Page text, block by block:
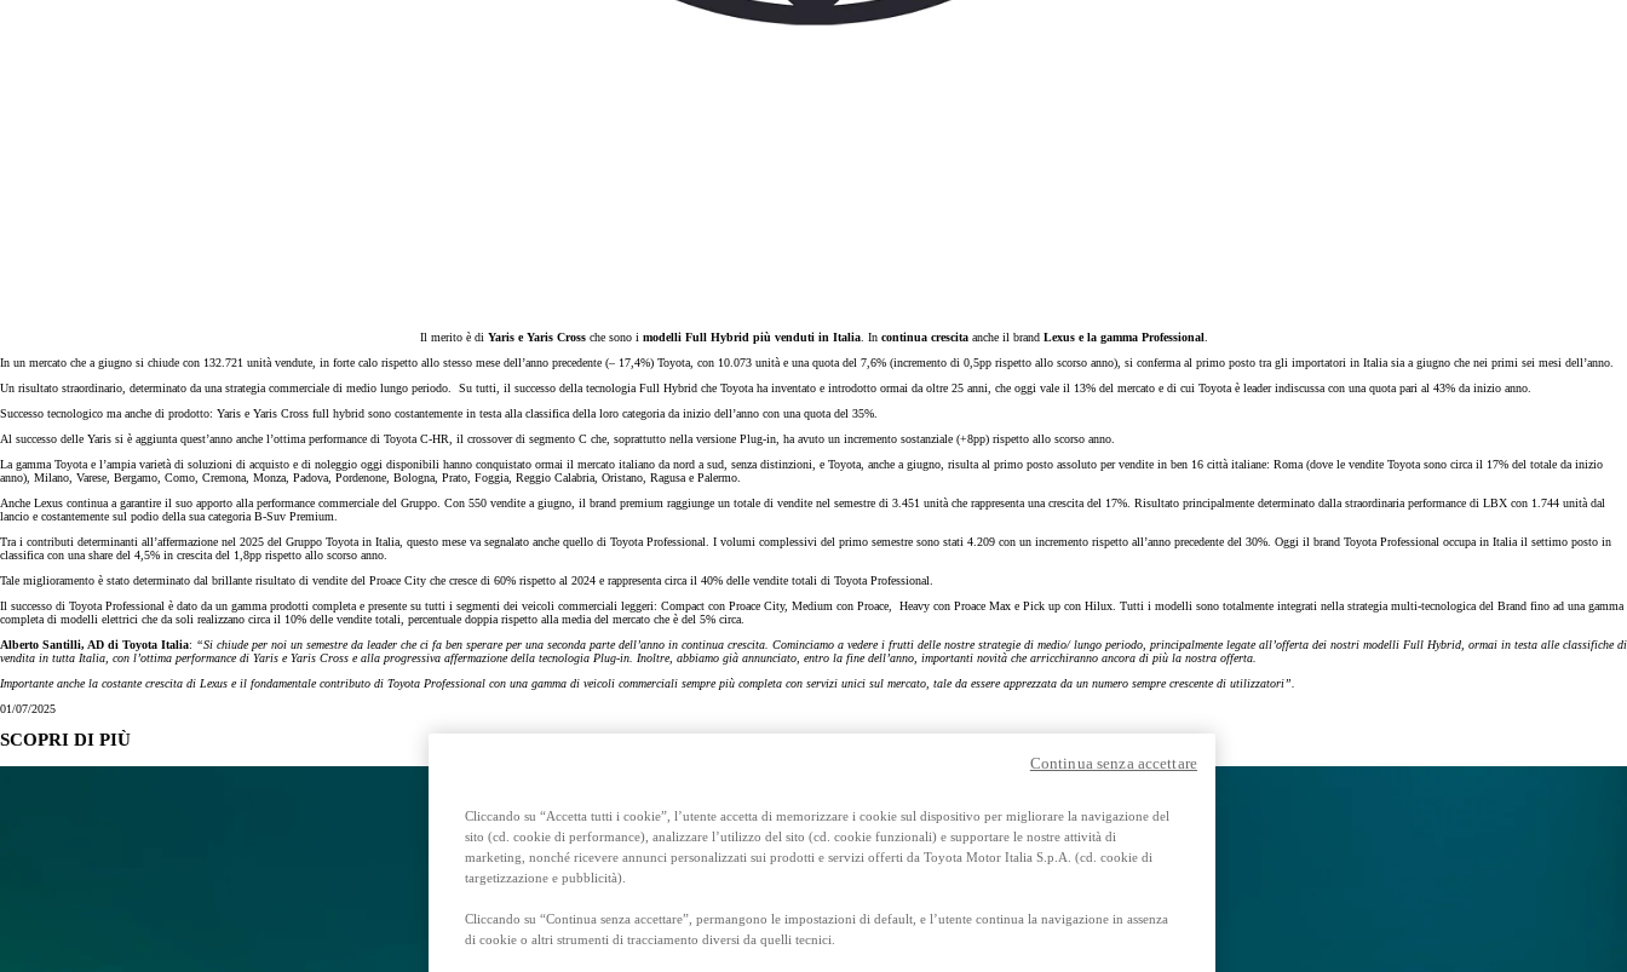
Anche con finanziamento Toyota Easy Next da € 239 al mese
47 rate con anticipo € 15.870,00
rata finale € 18.269
Da
Anche con finanziamento Toyota Easy Next da € 239 al mese
TAN 7,75 % TAEG 8,95 %
47 rate con anticipo € 13.560,00
rata finale € 17.897
FULL ELECTRIC
FULL HYBRID E PLUG-IN HYBRID
Usato Toyota Approved
te.
Il merito è di Yaris e Yaris Crossche sono i modelli Full Hybrid più venduti in Italia. In continua crescitaanche il brand Lexus e la gamma Professional.
In un mercato che a giugno si chiude con 132.721 unità vendute, in forte calo rispetto allo stesso mese dell’anno precedente (– 17,4%) Toyota, con 10.073 unità e una quota del 7,6% (incremento di 0,5pp rispetto allo scorso anno), si conferma al primo posto tra gli importatori in Italia sia a giugno che nei primi sei mesi dell’anno.
Un risultato straordinario, determinato da una strategia commerciale di medio lungo periodo. Su tutti, il successo della tecnologia Full Hybrid che Toyota ha inventato e introdotto ormai da oltre 25 anni, che oggi vale il 13% del mercato e di cui Toyota è leader indiscussa con una quota pari al 43% da inizio anno.
Successo tecnologico ma anche di prodotto: Yaris e Yaris Cross full hybrid sono costantemente in testa alla classifica della loro categoria da inizio dell’anno con una quota del 35%.
Al successo delle Yaris si è aggiunta quest’anno anche l’ottima performance di Toyota C-HR, il crossover di segmento C che, soprattutto nella versione Plug-in, ha avuto un incremento sostanziale (+8pp) rispetto allo scorso anno.
La gamma Toyota e l’ampia varietà di soluzioni di acquisto e di noleggio oggi disponibili hanno conquistato ormai il mercato italiano da nord a sud, senza distinzioni, e Toyota, anche a giugno, risulta al primo posto assoluto per vendite in ben 16 città italiane: Roma (dove le vendite Toyota sono circa il 17% del totale da inizio
anno), Milano, Varese, Bergamo, Como, Cremona, Monza, Padova, Pordenone, Bologna, Prato, Foggia, Reggio Calabria, Oristano, Ragusa e Palermo.
Anche Lexus continua a garantire il suo apporto alla performance commerciale del Gruppo. Con 550 vendite a giugno, il brand premium raggiunge un totale di vendite nel semestre di 3.451 unità che rappresenta una crescita del 17%. Risultato principalmente determinato dalla straordinaria performance di LBX con 1.744 unità dal
lancio e costantemente sul podio della sua categoria B-Suv Premium.
Tra i contributi determinanti all’affermazione nel 2025 del Gruppo Toyota in Italia, questo mese va segnalato anche quello di Toyota Professional. I volumi complessivi del primo semestre sono stati 4.209 con un incremento rispetto all’anno precedente del 30%. Oggi il brand Toyota Professional occupa in Italia il settimo posto in
classifica con una share del 4,5% in crescita del 1,8pp rispetto allo scorso anno.
Tale miglioramento è stato determinato dal brillante risultato di vendite del Proace City che cresce di 60% rispetto al 2024 e rappresenta circa il 40% delle vendite totali di Toyota Professional.
Il successo di Toyota Professional è dato da un gamma prodotti completa e presente su tutti i segmenti dei veicoli commerciali leggeri: Compact con Proace City, Medium con Proace, Heavy con Proace Max e Pick up con Hilux. Tutti i modelli sono totalmente integrati nella strategia multi-tecnologica del Brand fino ad una gamma
completa di modelli elettrici che da soli realizzano circa il 10% delle vendite totali, percentuale doppia rispetto alla media del mercato che è del 5% circa.
Alberto Santilli, AD di Toyota Italia: “Si chiude per noi un semestre da leader che ci fa ben sperare per una seconda parte dell’anno in continua crescita. Cominciamo a vedere i frutti delle nostre strategie di medio/ lungo periodo, principalmente legate all’offerta dei nostri modelli Full Hybrid, ormai in testa alle classifiche di
vendita in tutta Italia, con l’ottima performance di Yaris e Yaris Cross e alla progressiva affermazione della tecnologia Plug-in. Inoltre, abbiamo già annunciato, entro la fine dell’anno, importanti novità che arricchiranno ancora di più la nostra offerta.
Importante anche la costante crescita di Lexus e il fondamentale contributo di Toyota Professional con una gamma di veicoli commerciali sempre più completa con servizi unici sul mercato, tale da essere apprezzata da un numero sempre crescente di utilizzatori”.
01/07/2025
SCOPRI DI PIÙ
Cliccando su “Accetta tutti i cookie”, l’utente accetta di memorizzare i cookie sul dispositivo per migliorare la navigazione del
sito (cd. cookie di performance), analizzare l’utilizzo del sito (cd. cookie funzionali) e supportare le nostre attività di
marketing, nonché ricevere annunci personalizzati sui prodotti e servizi offerti da Toyota Motor Italia S.p.A. (cd. cookie di
targetizzazione e pubblicità).
Cliccando su “Continua senza accettare”, permangono le impostazioni di default, e l’utente continua la navigazione in assenza
di cookie o altri strumenti di tracciamento diversi da quelli tecnici.
Continua senza accettare